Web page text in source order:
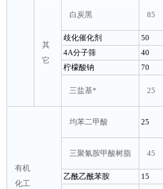
其
它
白炭黑 85
歧化催化剂 50
4A分子筛
40
柠檬酸钠
70
三盐基* 25
有机
化工
均苯二甲酸 25
三聚氰胺甲酸树脂 45
乙酰乙酰苯胺 15